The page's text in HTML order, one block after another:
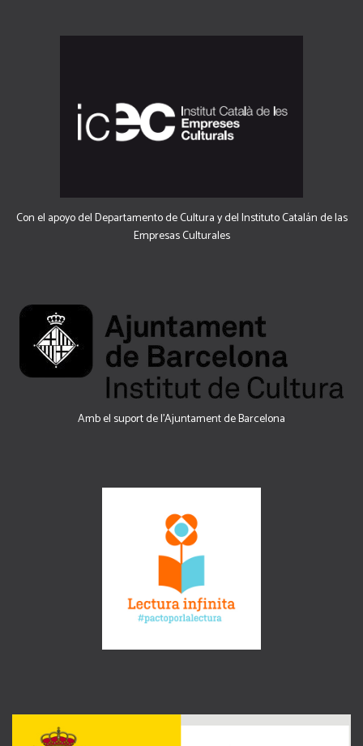
Con el apoyo del Departamento de Cultura y del Instituto Catalán de las
Empresas Culturales
Amb el suport de l’Ajuntament de Barcelona